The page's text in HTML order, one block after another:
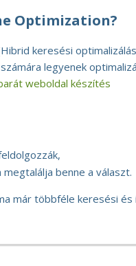
Optimization?
keresési
legyenek
weboldal készítés
benne a választ.
már többféle keresési